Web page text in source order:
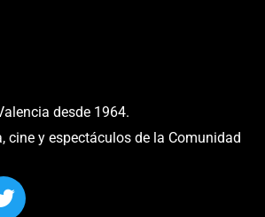
desde 1964.
cine y espectáculos de la Comunidad